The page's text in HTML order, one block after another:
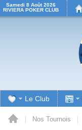
Samedi 8 Août 2026
RIVIERA POKER CLUB
Le Club
Nos Tournois